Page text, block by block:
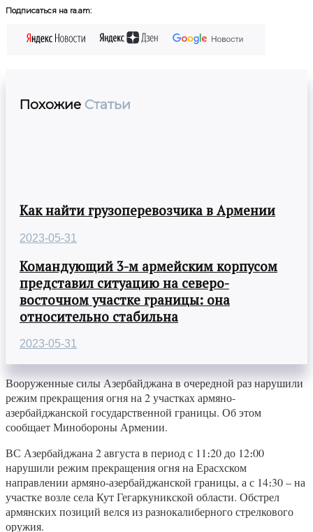
Подписаться на ra.am:
Похожие Статьи
Как найти грузоперевозчика в Армении
2023-05-31
Командующий 3-м армейским корпусом
представил ситуацию на северо-
восточном участке границы: она
относительно стабильна
2023-05-31
Вооруженные силы Азербайджана в очередной раз нарушили
режим прекращения огня на 2 участках армяно-
азербайджанской государственной границы. Об этом
сообщает Минобороны Армении.
ВС Азербайджана 2 августа в период с 11։20 до 12։00
нарушили режим прекращения огня на Ерасхском
направлении армяно-азербайджанской границы, а с 14։30 – на
участке возле села Кут Гегаркуникской области. Обстрел
армянских позиций велся из разнокалиберного стрелкового
оружия.